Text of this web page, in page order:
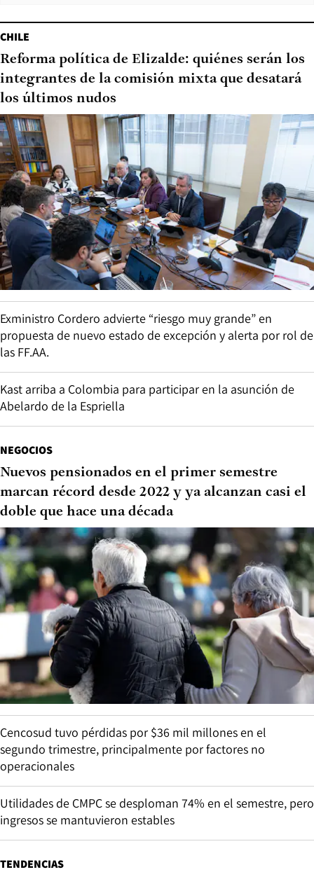
CHILE
Reforma política de Elizalde: quiénes serán los
integrantes de la comisión mixta que desatará
los últimos nudos
Exministro Cordero advierte “riesgo muy grande” en
propuesta de nuevo estado de excepción y alerta por rol de
las FF.AA.
Kast arriba a Colombia para participar en la asunción de
Abelardo de la Espriella
NEGOCIOS
Nuevos pensionados en el primer semestre
marcan récord desde 2022 y ya alcanzan casi el
doble que hace una década
Cencosud tuvo pérdidas por $36 mil millones en el
segundo trimestre, principalmente por factores no
operacionales
Utilidades de CMPC se desploman 74% en el semestre, pero
ingresos se mantuvieron estables
TENDENCIAS